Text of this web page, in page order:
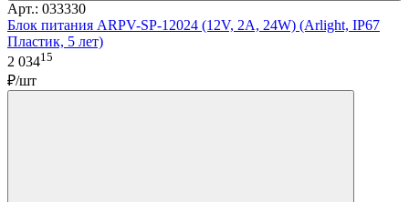
Арт.: 033330
Блок питания ARPV-SP-12024 (12V, 2A, 24W) (Arlight, IP67
Пластик, 5 лет)
2 03415
₽/шт